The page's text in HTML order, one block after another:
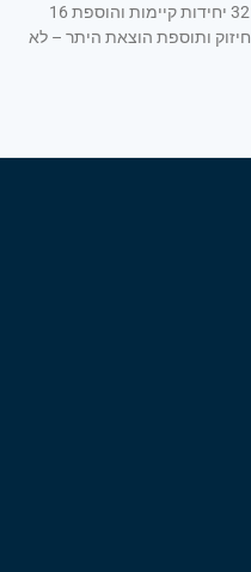
ביצוע חיזוק ותוספת ע"פ תמ"א 38/1 ל– 32 יחידות קיימות והוספת 16
יחידות חדשות. סוג פרויקט: תמ"א 38/1 חיזוק ותוספת הוצאת היתר – לא